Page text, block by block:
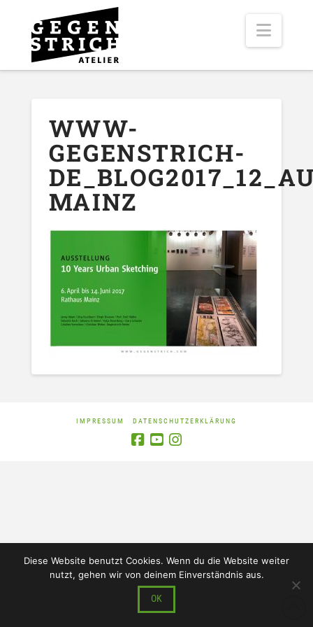
WWW-
GEGENSTRICH-
MAINZ
IMPRESSUM DATENSCHUTZERKLÄRUNG
Diese Website benutzt Cookies. Wenn du die Website weiter
nutzt, gehen wir von deinem Einverständnis aus.
OK